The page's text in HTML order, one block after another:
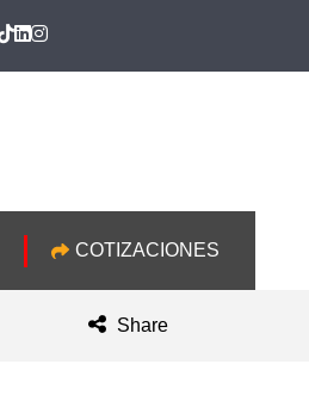
COTIZACIONES
Share